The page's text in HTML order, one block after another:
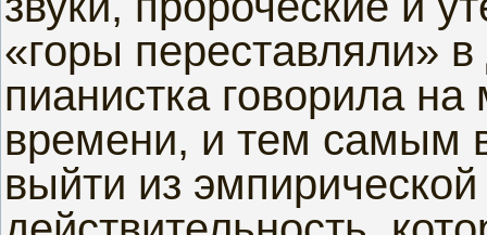
«горы переставляли»
пианистка говорила
времени, и тем самым
выйти из